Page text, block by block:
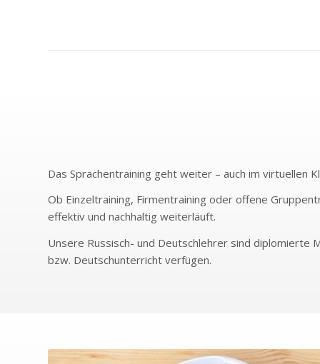
Das Sprachentraining geht weiter – auch im virtuellen
Ob Einzeltraining, Firmentraining oder offene
effektiv und nachhaltig weiterläuft.
Unsere Russisch- und Deutschlehrer sind diplomierte
bzw. Deutschunterricht verfügen.